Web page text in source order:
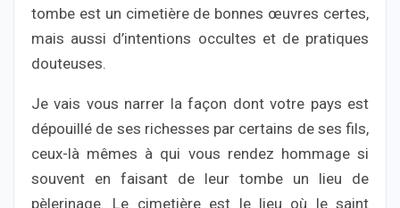
tombe est un cimetière de bonnes œuvres certes,
mais aussi d’intentions occultes et de pratiques
douteuses.
Je vais vous narrer la façon dont votre pays est
dépouillé de ses richesses par certains de ses fils,
ceux-là mêmes à qui vous rendez hommage si
souvent en faisant de leur tombe un lieu de
pèlerinage. Le cimetière est le lieu où le saint